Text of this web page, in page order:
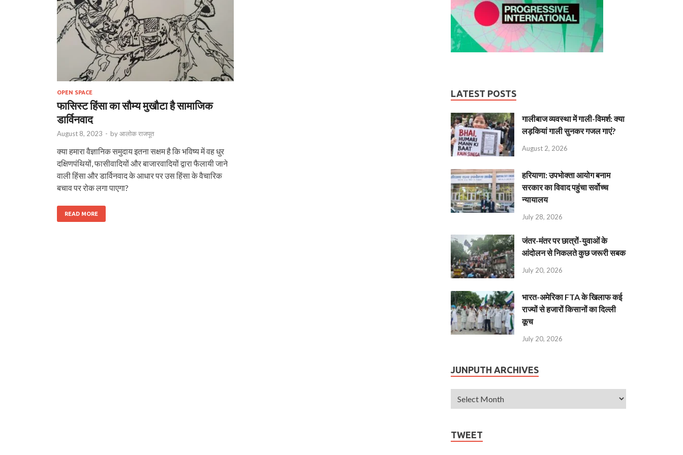
OPEN SPACE
फासिस्ट हिंसा का सौम्य मुखौटा है सामाजिक
डार्विनवाद
August 8, 2023 - byआलोक राजपूत
क्या हमारा वैज्ञानिक समुदाय इतना सक्षम है कि भविष्य में वह धुर
दक्षिणपंथियों, फासीवादियों और बाजारवादियों द्वारा फैलायी जाने
वाली हिंसा और डार्विनवाद के आधार पर उस हिंसा के वैचारिक
बचाव पर रोक लगा पाएगा?
READ MORE
LATEST POSTS
गालीबाज व्‍यवस्‍था में गाली-विमर्श: क्या
लड़कियां गाली सुनकर गजल गाएं?
August 2, 2026
हरियाणा: उपभोक्ता आयोग बनाम
सरकार का विवाद पहुंचा सर्वोच्च
न्यायालय
July 28, 2026
जंतर-मंतर पर छात्रों-युवाओं के
आंदोलन से निकलते कुछ जरूरी सबक
July 20, 2026
भारत-अमेरिका FTA के खिलाफ कई
राज्यों से हजारों किसानों का दिल्ली
कूच
July 20, 2026
JUNPUTH ARCHIVES
TWEET